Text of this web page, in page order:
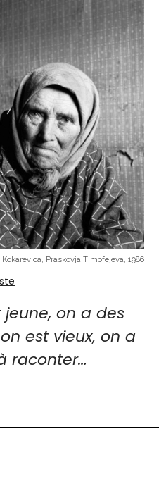
Praskovja Timofejeva, 1986
on a des
est vieux, on a
raconter…